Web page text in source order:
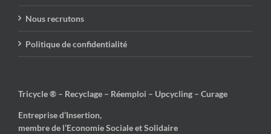
Nous recrutons
Politique de confidentialité
Tricycle ® – Recyclage – Réemploi – Upcycling – Curage
Entreprise d’Insertion,
membre de l’Economie Sociale et Solidaire